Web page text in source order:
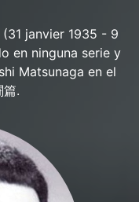
janvier 1935 - 9
en ninguna serie y
Matsunaga en el
.